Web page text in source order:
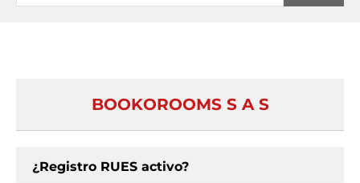
BOOKOROOMS S A S
¿Registro RUES activo?